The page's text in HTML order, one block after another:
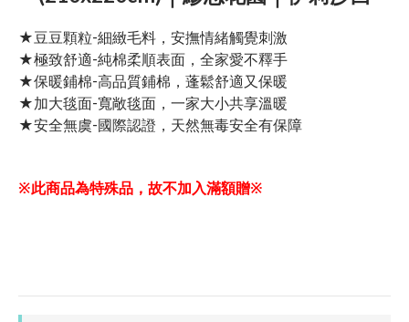
★豆豆顆粒-細緻毛料，安撫情緒觸覺刺激
★極致舒適-純棉柔順表面，全家愛不釋手
★保暖鋪棉-高品質鋪棉，蓬鬆舒適又保暖
★加大毯面-寬敞毯面，一家大小共享溫暖
★安全無虞-國際認證，天然無毒安全有保障
※此商品為特殊品，故不加入滿額贈※